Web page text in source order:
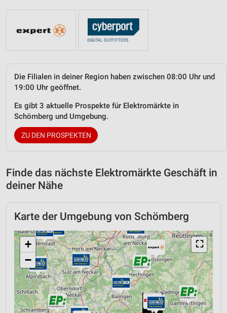
Die Filialen in deiner Region haben zwischen 08:00 Uhr und
19:00 Uhr geöffnet.
Es gibt 3 aktuelle Prospekte für Elektromärkte in
Schömberg und Umgebung.
ZU DEN PROSPEKTEN
Finde das nächste Elektromärkte Geschäft in
deiner Nähe
Karte der Umgebung von Schömberg
⛶
+
−